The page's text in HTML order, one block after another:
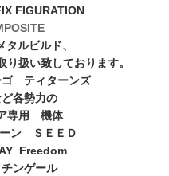
FIGURATION
ルビルド、
扱い致しております。
ティターンズ
各勢力の
専用 機体
ン ＳＥＥＤ
Freedom
ンゲール